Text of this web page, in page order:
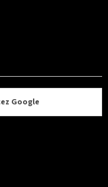
Google